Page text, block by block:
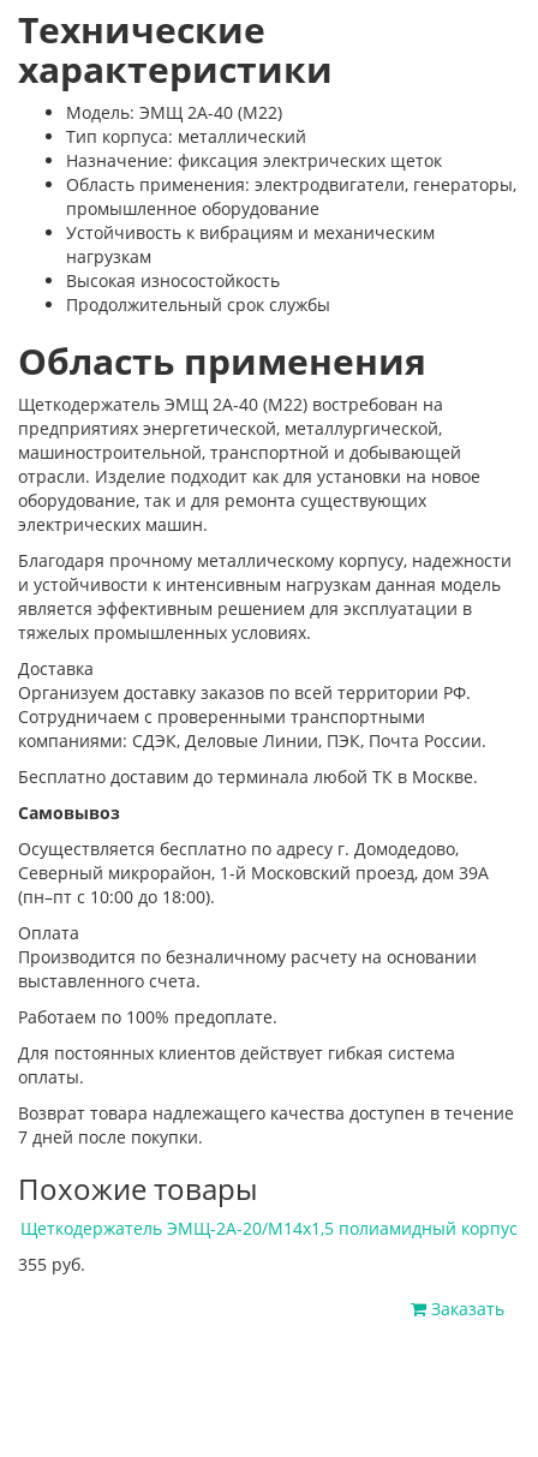
Технические
характеристики
Модель: ЭМЩ 2А-40 (М22)
Тип корпуса: металлический
Назначение: фиксация электрических щеток
Область применения: электродвигатели, генераторы,
промышленное оборудование
Устойчивость к вибрациям и механическим
нагрузкам
Высокая износостойкость
Продолжительный срок службы
Область применения
Щеткодержатель ЭМЩ 2А-40 (М22) востребован на
предприятиях энергетической, металлургической,
машиностроительной, транспортной и добывающей
отрасли. Изделие подходит как для установки на новое
оборудование, так и для ремонта существующих
электрических машин.
Благодаря прочному металлическому корпусу, надежности
и устойчивости к интенсивным нагрузкам данная модель
является эффективным решением для эксплуатации в
тяжелых промышленных условиях.
Доставка
Организуем доставку заказов по всей территории РФ.
Сотрудничаем с проверенными транспортными
компаниями: СДЭК, Деловые Линии, ПЭК, Почта России.
Бесплатно доставим до терминала любой ТК в Москве.
Самовывоз
Осуществляется бесплатно по адресу г. Домодедово,
Северный микрорайон, 1-й Московский проезд, дом 39А
(пн–пт с 10:00 до 18:00).
Оплата
Производится по безналичному расчету на основании
выставленного счета.
Работаем по 100% предоплате.
Для постоянных клиентов действует гибкая система
оплаты.
Возврат товара надлежащего качества доступен в течение
7 дней после покупки.
Похожие товары
Щеткодержатель ЭМЩ-2А-20/М14х1,5 полиамидный корпус
355 руб.
Заказать